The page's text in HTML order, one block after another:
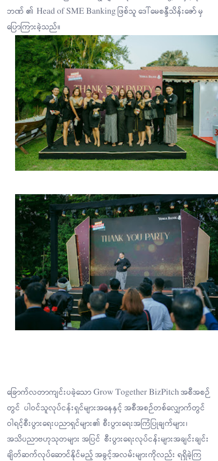
ဘဏ် ၏ Head of SME Banking ဖြစ်သူ ဒေါ်မေစန္ဒီသိန်းဇော် မှ
ပြောကြားခဲ့သည်။
ခြောက်လတာကျင်းပခဲ့သော Grow Together BizPitch အစီအစဉ်
တွင် ပါဝင်သူလုပ်ငန်းရှင်များအနေနှင့် အစီအစဉ်တစ်လျှောက်တွင်
ဝါရင့်စီးပွားရေးပညာရှင်များ၏ စီးပွားရေးအကြံပြုချက်များ၊
အသိပညာဗဟုသုတများ အပြင် စီးပွားရေးလုပ်ငန်းများအချင်းချင်း
ချိတ်ဆက်လုပ်ဆောင်နိုင်မည့် အခွင့်အလမ်းများကိုလည်း ရရှိခဲ့ကြ